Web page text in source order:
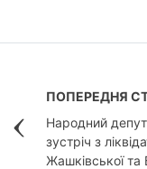
ПОПЕРЕДНЯ
Народний
зустріч з
Жашківської та